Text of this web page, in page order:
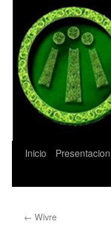
Saltar
Inicio Presentacion
← Wivre